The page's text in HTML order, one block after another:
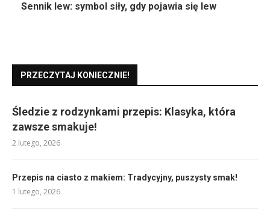
Sennik lew: symbol siły, gdy pojawia się lew
PRZECZYTAJ KONIECZNIE!
Śledzie z rodzynkami przepis: Klasyka, która
zawsze smakuje!
2 lutego, 2026
Przepis na ciasto z makiem: Tradycyjny, puszysty smak!
1 lutego, 2026